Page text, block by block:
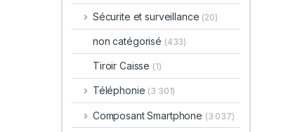
Sécurite et surveillance (20)
non catégorisé (433)
Tiroir Caisse (1)
Téléphonie (3 301)
Composant Smartphone (3 037)